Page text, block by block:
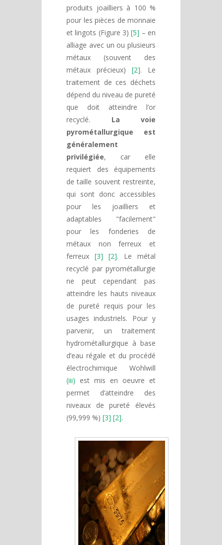
produits joailliers à 100 %
pour les pièces de monnaie
et lingots (Figure 3)[5] – en
alliage avec un ou plusieurs
métaux (souvent des
métaux précieux) [2]. Le
traitement de ces déchets
dépend du niveau de pureté
que doit atteindre l’or
recyclé. La voie
pyrométallurgique est
généralement
privilégiée, car elle
requiert des équipements
de taille souvent restreinte,
qui sont donc accessibles
pour les joailliers et
adaptables "facilement"
pour les fonderies de
métaux non ferreux et
ferreux [3] [2]. Le métal
recyclé par pyrométallurgie
ne peut cependant pas
atteindre les hauts niveaux
de pureté requis pour les
usages industriels. Pour y
parvenir, un traitement
hydrométallurgique à base
d’eau régale et du procédé
électrochimique Wohlwill
(iii) est mis en oeuvre et
permet d’atteindre des
niveaux de pureté élevés
(99,999 %) [3] [2].